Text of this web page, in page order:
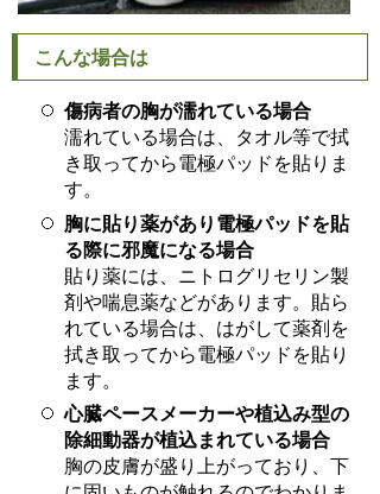
こんな場合は
傷病者の胸が濡れている場合
濡れている場合は、タオル等で拭
き取ってから電極パッドを貼りま
す。
胸に貼り薬があり電極パッドを貼
る際に邪魔になる場合
貼り薬には、ニトログリセリン製
剤や喘息薬などがあります。貼ら
れている場合は、はがして薬剤を
拭き取ってから電極パッドを貼り
ます。
心臓ペースメーカーや植込み型の
除細動器が植込まれている場合
胸の皮膚が盛り上がっており、下